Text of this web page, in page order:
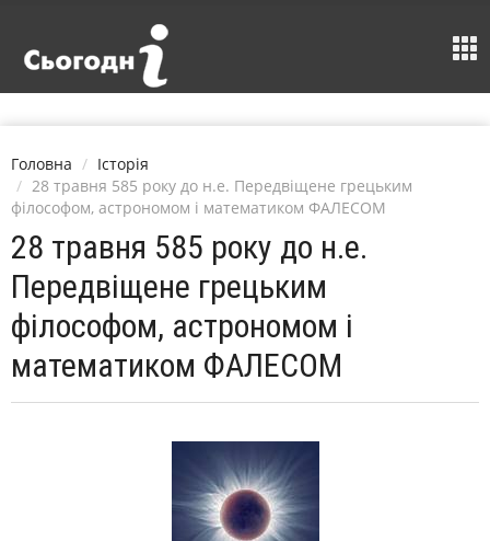
Головна
Історія
28 травня 585 року до н.е. Передвіщене грецьким
філософом, астрономом і математиком ФАЛЕСОМ
28 травня 585 року до н.е.
Передвіщене грецьким
філософом, астрономом і
математиком ФАЛЕСОМ